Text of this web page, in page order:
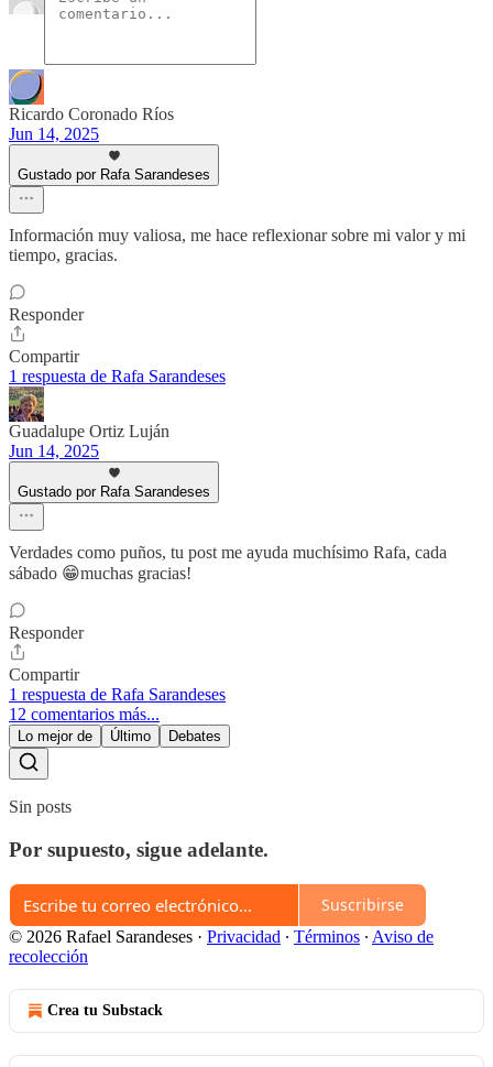
Ricardo Coronado Ríos
Jun 14, 2025
Gustado por Rafa Sarandeses
Información muy valiosa, me hace reflexionar sobre mi valor y mi
tiempo, gracias.
Responder
Compartir
1 respuesta de Rafa Sarandeses
Guadalupe Ortiz Luján
Jun 14, 2025
Gustado por Rafa Sarandeses
Verdades como puños, tu post me ayuda muchísimo Rafa, cada
sábado 😁muchas gracias!
Responder
Compartir
1 respuesta de Rafa Sarandeses
12 comentarios más...
Lo mejor de Último Debates
Sin posts
Por supuesto, sigue adelante.
Suscribirse
© 2026 Rafael Sarandeses · Privacidad ∙ Términos ∙ Aviso de
recolección
Crea tu Substack